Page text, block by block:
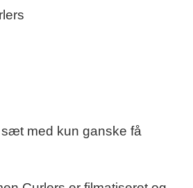
med kun ganske få